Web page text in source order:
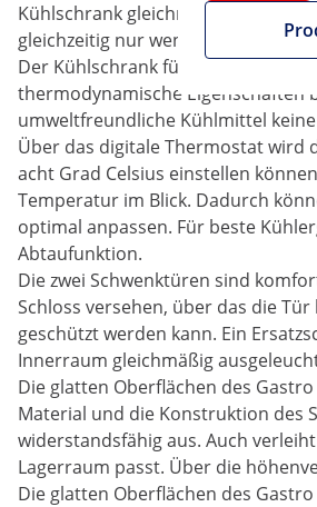
Kühlschrank gleichmäßig gekühlt
gleichzeitig nur wenig Lärm
Der Kühlschrank für die
thermodynamische Eigenschaften
umweltfreundliche Kühlmittel
Über das digitale Thermostat wird
acht Grad Celsius einstellen
Temperatur im Blick. Dadurch
optimal anpassen. Für beste
Abtaufunktion.
Die zwei Schwenktüren sind
Schloss versehen, über das die
geschützt werden kann. Ein
Innerraum gleichmäßig
Die glatten Oberflächen des
Material und die Konstruktion des
widerstandsfähig aus. Auch
Lagerraum passt. Über die
Die glatten Oberflächen des